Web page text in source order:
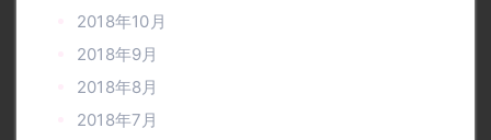
2018年10月
2018年9月
2018年8月
2018年7月